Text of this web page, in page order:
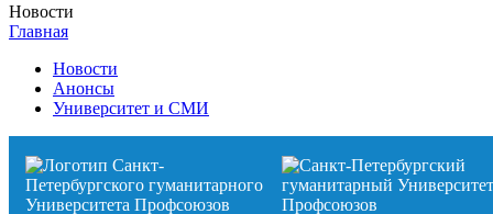
Новости
Главная
Новости
Анонсы
Университет и СМИ